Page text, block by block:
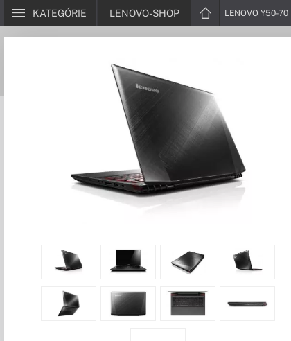
KATEGÓRIE LENOVO-SHOP LENOVO Y50-70